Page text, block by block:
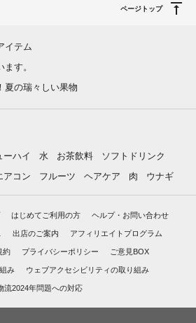
ページトップ
イテム
す。
夏の瑞々しい果物
ーハイ 水 お茶飲料
ソフトドリンク
アコン フルーツ ヘアケア 肉 ウナギ
はじめてご利用の方 ヘルプ・お問い合わせ
出店のご案内 アフィリエイトプログラム
約 プライバシーポリシー ご意見BOX
み ウェブアクセシビリティの取り組み
流2024年問題への対応